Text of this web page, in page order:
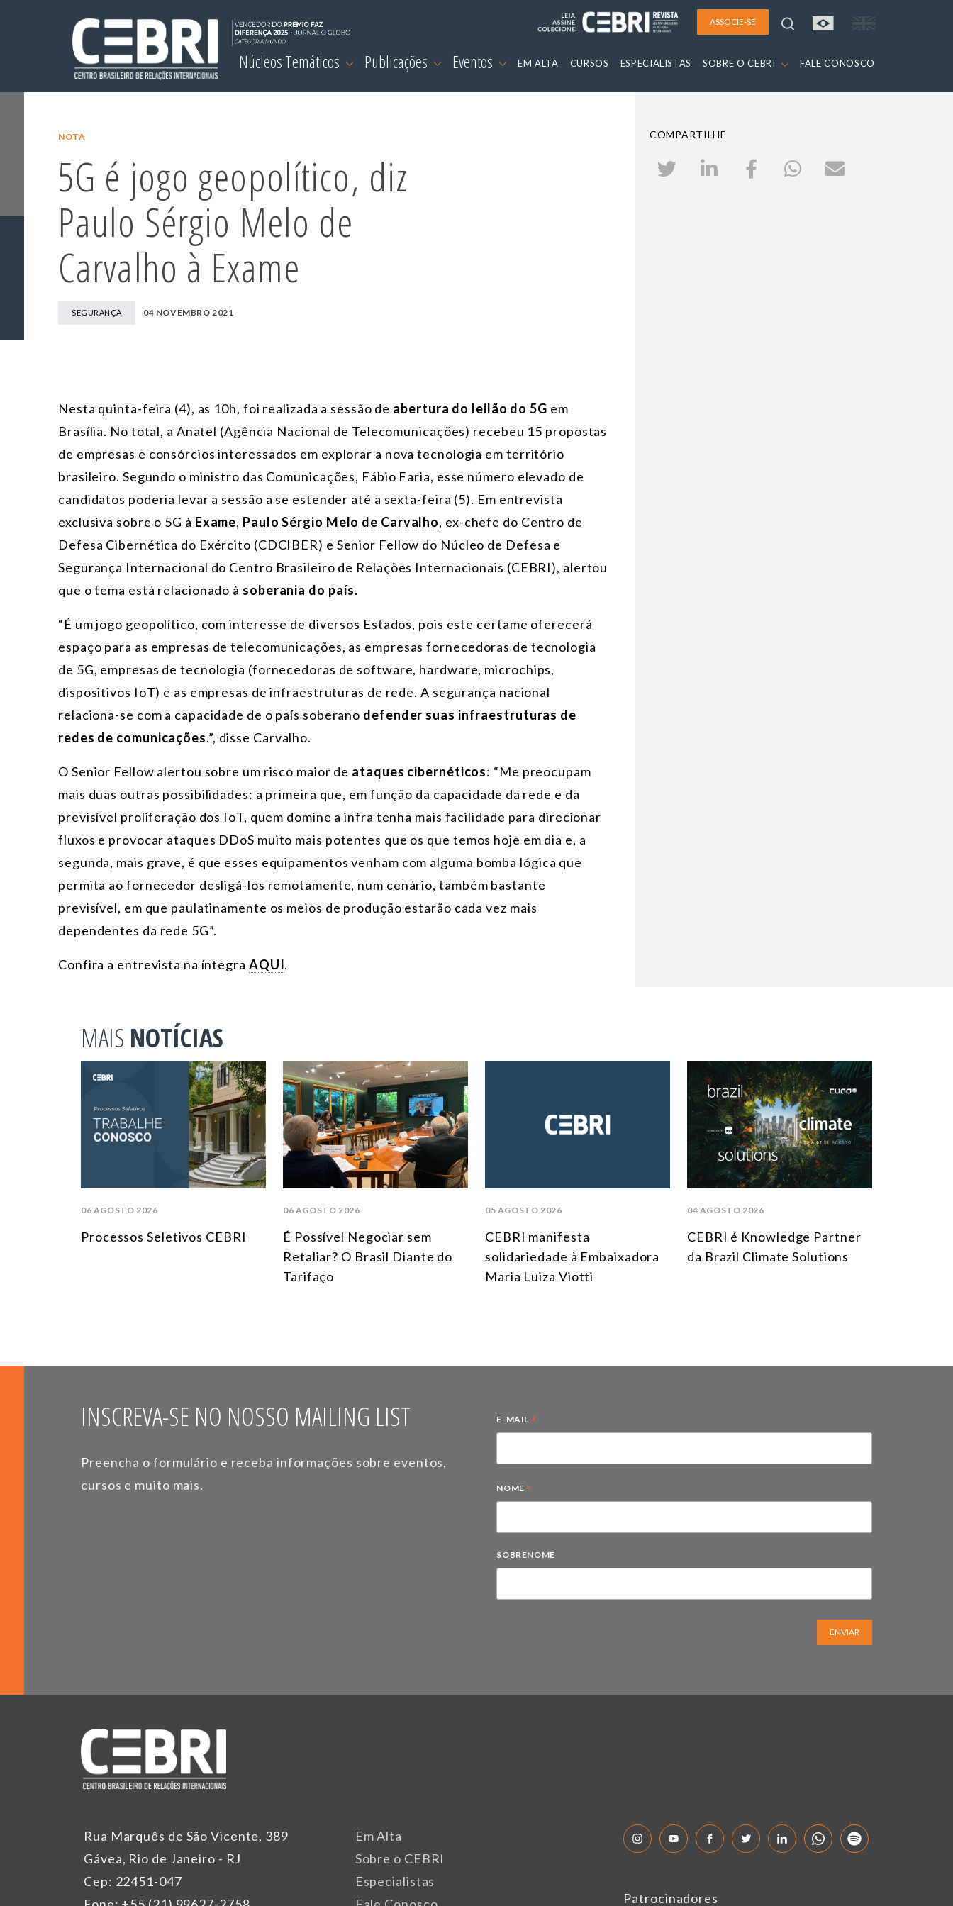
ASSOCIE-SE
Núcleos Temáticos Publicações Eventos EM ALTA CURSOS ESPECIALISTAS SOBRE O CEBRI FALE CONOSCO
NOTA
5G é jogo geopolítico, diz
Paulo Sérgio Melo de
Carvalho à Exame
SEGURANÇA 04 NOVEMBRO 2021
Nesta quinta-feira (4), as 10h, foi realizada a sessão de abertura do leilão do 5G em
Brasília. No total, a Anatel (Agência Nacional de Telecomunicações) recebeu 15 propostas
de empresas e consórcios interessados em explorar a nova tecnologia em território
brasileiro. Segundo o ministro das Comunicações, Fábio Faria, esse número elevado de
candidatos poderia levar a sessão a se estender até a sexta-feira (5). Em entrevista
exclusiva sobre o 5G à Exame, Paulo Sérgio Melo de Carvalho, ex-chefe do Centro de
Defesa Cibernética do Exército (CDCIBER) e Senior Fellow do Núcleo de Defesa e
Segurança Internacional do Centro Brasileiro de Relações Internacionais (CEBRI), alertou
que o tema está relacionado à soberania do país.
“É um jogo geopolítico, com interesse de diversos Estados, pois este certame oferecerá
espaço para as empresas de telecomunicações, as empresas fornecedoras de tecnologia
de 5G, empresas de tecnologia (fornecedoras de software, hardware, microchips,
dispositivos IoT) e as empresas de infraestruturas de rede. A segurança nacional
relaciona-se com a capacidade de o país soberano defender suas infraestruturas de
redes de comunicações.”, disse Carvalho.
O Senior Fellow alertou sobre um risco maior de ataques cibernéticos: “Me preocupam
mais duas outras possibilidades: a primeira que, em função da capacidade da rede e da
previsível proliferação dos IoT, quem domine a infra tenha mais facilidade para direcionar
fluxos e provocar ataques DDoS muito mais potentes que os que temos hoje em dia e, a
segunda, mais grave, é que esses equipamentos venham com alguma bomba lógica que
permita ao fornecedor desligá-los remotamente, num cenário, também bastante
previsível, em que paulatinamente os meios de produção estarão cada vez mais
dependentes da rede 5G”.
Confira a entrevista na íntegra AQUI.
COMPARTILHE
MAIS NOTÍCIAS
06 AGOSTO 2026
Processos Seletivos CEBRI
06 AGOSTO 2026
É Possível Negociar sem
Retaliar? O Brasil Diante do
Tarifaço
05 AGOSTO 2026
CEBRI manifesta
solidariedade à Embaixadora
Maria Luiza Viotti
04 AGOSTO 2026
CEBRI é Knowledge Partner
da Brazil Climate Solutions
INSCREVA-SE NO NOSSO MAILING LIST
Preencha o formulário e receba informações sobre eventos,
cursos e muito mais.
E-MAIL *
NOME *
SOBRENOME
ENVIAR
Rua Marquês de São Vicente, 389
Gávea, Rio de Janeiro - RJ
Cep: 22451-047
Em Alta
Sobre o CEBRI
Especialistas
Patrocinadores